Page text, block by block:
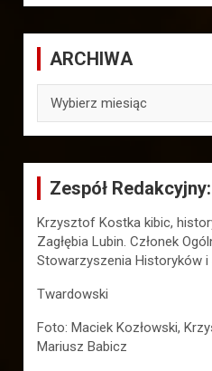
ARCHIWA
Zespół Redakcyjny:
Krzysztof Kostka kibic,
Zagłębia Lubin. Członek
Stowarzyszenia Historyków i
Twardowski
Foto: Maciek Kozłowski,
Mariusz Babicz